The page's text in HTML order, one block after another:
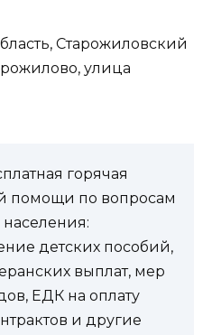
Старожиловский
улица
горячая
помощи по вопросам
детских пособий,
выплат, мер
ЕДК на оплату
и другие